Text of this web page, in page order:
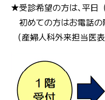
★受診希望の方は､平日
初めての方はお電話の
（産婦人科外来担当医